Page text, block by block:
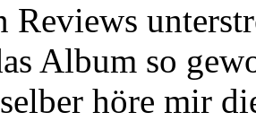
Reviews
Album so
höre mir